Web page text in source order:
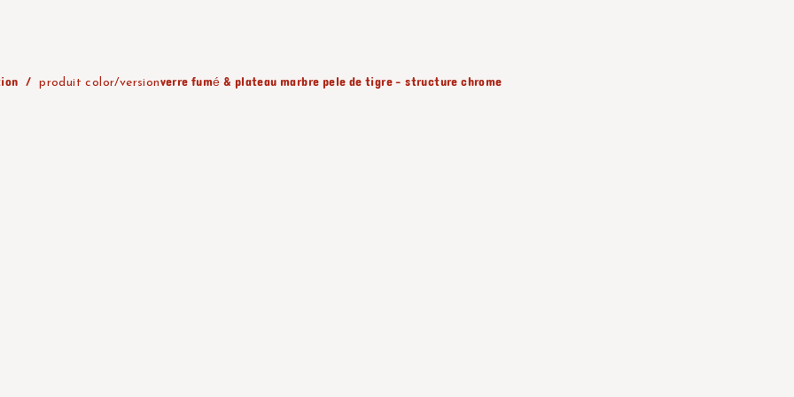
produit color/versionverre fumé & plateau marbre pele de tigre - structure chrome